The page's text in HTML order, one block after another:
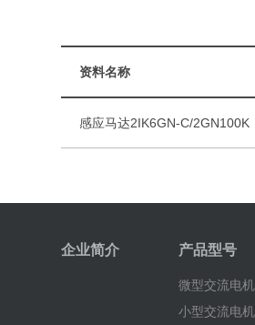
资料名称
感应马达2IK6GN-C/2GN100K
企业简介 产品型号
微型交流电机
小型交流电机